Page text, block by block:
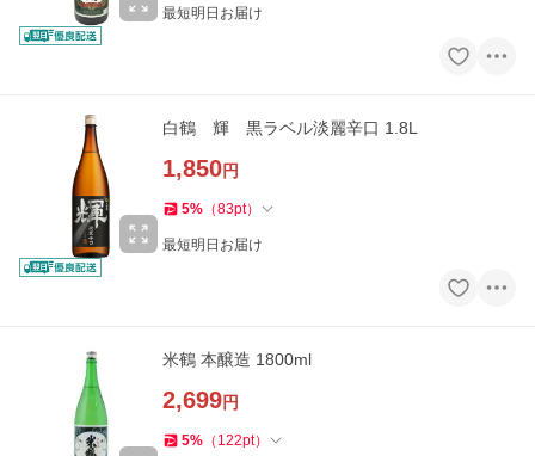
最短明日お届け
白鶴 輝 黒ラベル淡麗辛口 1.8L
1,850円
5% （83pt）
最短明日お届け
米鶴 本醸造 1800ml
2,699円
5% （ 122pt）